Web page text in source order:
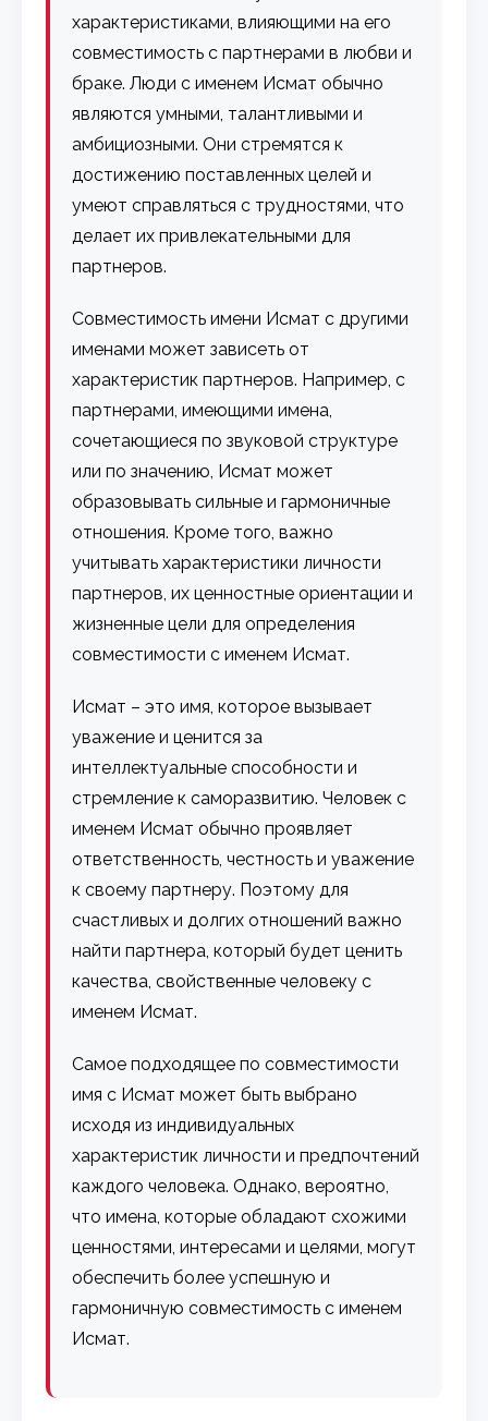
характеристиками, влияющими на его
совместимость с партнерами в любви и
браке. Люди с именем Исмат обычно
являются умными, талантливыми и
амбициозными. Они стремятся к
достижению поставленных целей и
умеют справляться с трудностями, что
делает их привлекательными для
партнеров.
Совместимость имени Исмат с другими
именами может зависеть от
характеристик партнеров. Например, с
партнерами, имеющими имена,
сочетающиеся по звуковой структуре
или по значению, Исмат может
образовывать сильные и гармоничные
отношения. Кроме того, важно
учитывать характеристики личности
партнеров, их ценностные ориентации и
жизненные цели для определения
совместимости с именем Исмат.
Исмат – это имя, которое вызывает
уважение и ценится за
интеллектуальные способности и
стремление к саморазвитию. Человек с
именем Исмат обычно проявляет
ответственность, честность и уважение
к своему партнеру. Поэтому для
счастливых и долгих отношений важно
найти партнера, который будет ценить
качества, свойственные человеку с
именем Исмат.
Самое подходящее по совместимости
имя с Исмат может быть выбрано
исходя из индивидуальных
характеристик личности и предпочтений
каждого человека. Однако, вероятно,
что имена, которые обладают схожими
ценностями, интересами и целями, могут
обеспечить более успешную и
гармоничную совместимость с именем
Исмат.